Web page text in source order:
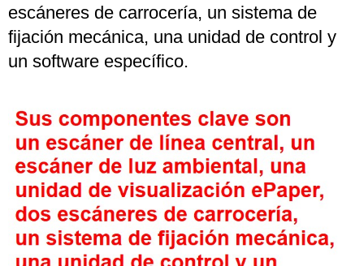
escáneres de carrocería, un sistema de
fijación mecánica, una unidad de control y
un software específico.